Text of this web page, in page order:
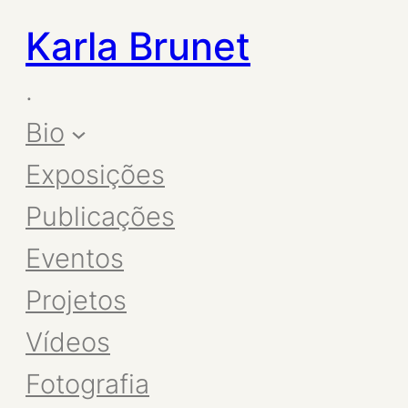
Karla Brunet
.
Bio
Exposições
Publicações
Eventos
Projetos
Vídeos
Fotografia